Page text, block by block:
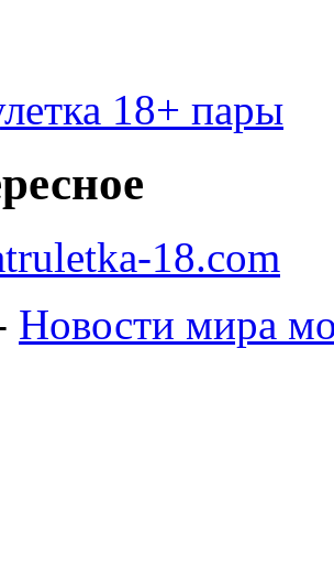
18+ пары
18.com
Новости мира